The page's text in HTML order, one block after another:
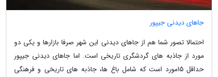
جاهای دیدنی جیپور
احتمالا تصور شما هم از جاهای دیدنی این شهر صرفا بازارها و یکی دو
مورد از جاذبه های گردشگری تاریخی است. اما جاهای دیدنی جیپور
حداقل 15مورد است که شامل باغ ها، جاذبه های تاریخی و فرهنگی